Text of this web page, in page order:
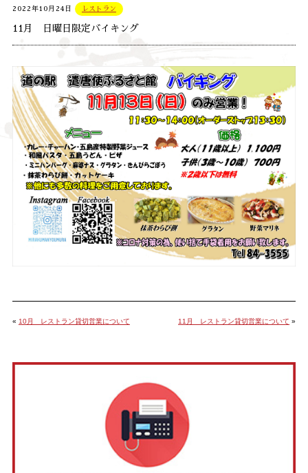
2022年10月24日 レストラン
11月 日曜日限定バイキング
« 10月 レストラン貸切営業について 11月 レストラン貸切営業について »